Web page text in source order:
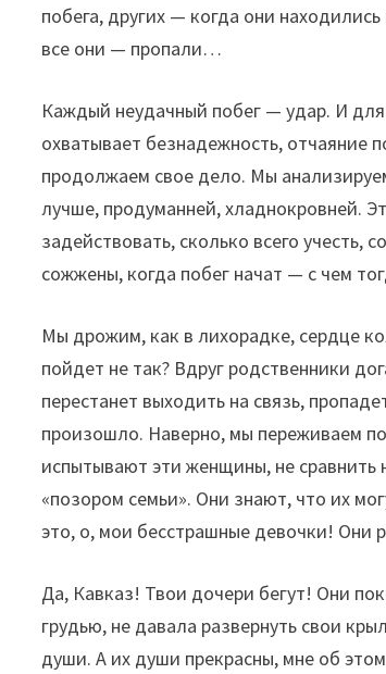
побега, других — когда они
все они — пропали…
Каждый неудачный побег — удар. И
охватывает безнадежность, отчаяние
продолжаем свое дело. Мы
лучше, продуманней, хладнокровней.
задействовать, сколько всего
сожжены, когда побег начат — с чем
Мы дрожим, как в лихорадке, сердце
пойдет не так? Вдруг родственники
перестанет выходить на связь,
произошло. Наверно, мы переживаем
испытывают эти женщины, не сравнить
«позором семьи». Они знают, что их
это, о, мои бесстрашные девочки! Они
Да, Кавказ! Твои дочери бегут! Они
грудью, не давала развернуть свои
души. А их души прекрасны, мне об